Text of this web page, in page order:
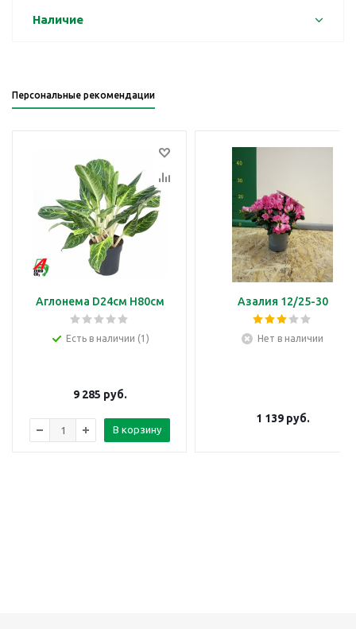
Наличие
Персональные рекомендации
Аглонема D24см H80см
Есть в наличии (1)
9 285 руб.
В корзину
Азалия 12/25-30
Нет в наличии
1 139руб.